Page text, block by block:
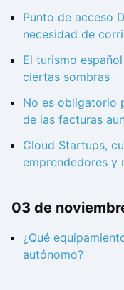
Punto de acceso
necesidad de
El turismo
ciertas sombras
No es obligatorio
de las facturas
Cloud Startups,
emprendedores y
03 de
¿Qué
autónomo?